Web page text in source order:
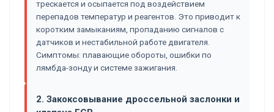
трескается и осыпается под воздействием
перепадов температур и реагентов. Это приводит к
коротким замыканиям, пропаданию сигналов с
датчиков и нестабильной работе двигателя.
Симптомы: плавающие обороты, ошибки по
лямбда-зонду и системе зажигания.
2. Закоксовывание дроссельной заслонки и